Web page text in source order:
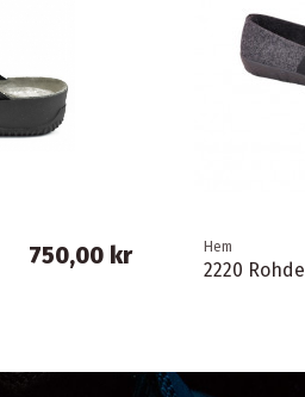
750,00 kr Hem
2220 Rohde